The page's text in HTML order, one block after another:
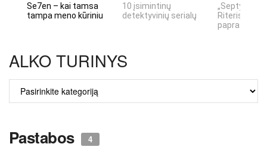
Se7en – kai tamsa
tampa meno kūriniu
10 įsimintinų
detektyvinių serialų
„Septynių
Riteris" – kai
ALKO TURINYS
ALKO
TURINYS
Pastabos 4